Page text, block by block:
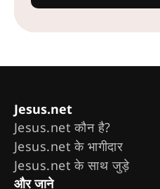
Jesus.net
Jesus.net कौन है?
Jesus.net के भागीदार
Jesus.net के साथ जुड़े
और जाने